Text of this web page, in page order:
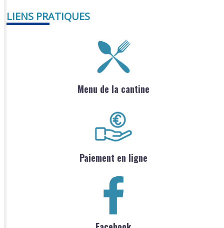
LIENS PRATIQUES
Menu de la cantine
Paiement en ligne